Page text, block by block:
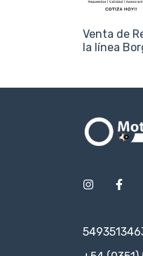
Venta de
la línea